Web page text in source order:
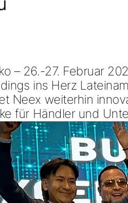
– 26.-27. Februar
ins Herz
Neex weiterhin
für Händler und